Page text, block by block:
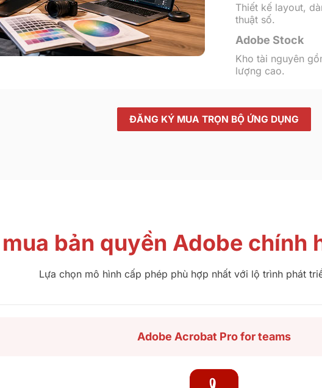
Thiết kế layout,
thuật số.
Adobe Stock
Kho tài nguyên
lượng cao.
ĐĂNG KÝ MUA TRỌN BỘ ỨNG DỤNG
bản quyền Adobe chính
Lựa chọn mô hình cấp phép phù hợp nhất với lộ trình phát
Adobe Acrobat Pro for teams